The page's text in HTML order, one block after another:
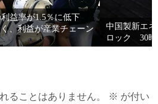
益率が1.5％に低下
、利益が産業チェーン
中国製新エ
ロック 30時
ることはありません。 ※ が付い